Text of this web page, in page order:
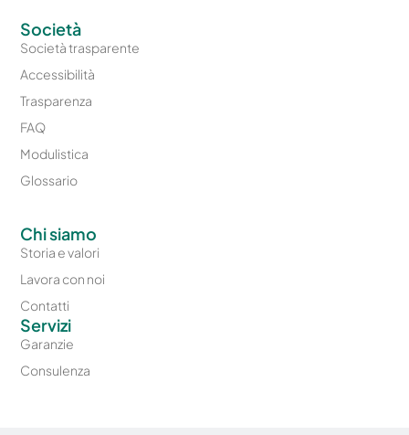
Chi siamo
Storia e valori
Lavora con noi
Contatti
Servizi
Garanzie
Consulenza
Società
Società trasparente
Accessibilità
Trasparenza
FAQ
Modulistica
Glossario